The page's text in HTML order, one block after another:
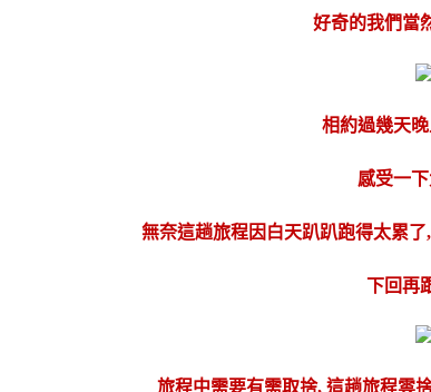
好奇的我們當
相約過幾天
感受一
無奈這趟旅程因白天趴趴跑得太累
下回再
旅程中需要有需取捨, 這趟旅程雲